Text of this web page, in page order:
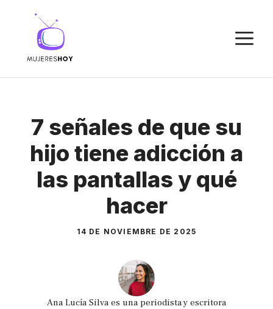
contenido
7 señales de que su
hijo tiene adicción a
las pantallas y qué
hacer
14 DE NOVIEMBRE DE 2025
Ana Lucía Silva es una periodista y escritora